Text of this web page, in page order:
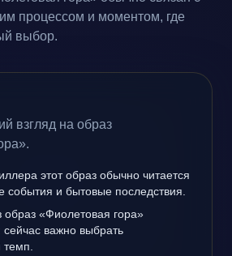
процессом и моментом, где
выбор.
взгляд на образ
этот образ обычно читается
события и бытовые последствия.
образ «Фиолетовая гора»
сейчас важно выбрать